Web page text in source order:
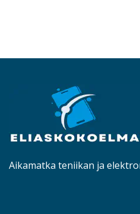
Aikamatka teniikan ja